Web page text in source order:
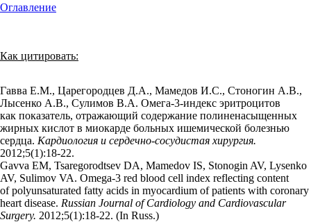
Оглавление
Как цитировать:
Гавва Е.М., Царегородцев Д.А., Мамедов И.С., Стоногин А.В.,
Лысенко А.В., Сулимов В.А. Омега-3-индекс эритроцитов
как показатель, отражающий содержание полиненасыщенных
жирных кислот в миокарде больных ишемической болезнью
сердца. Кардиология и сердечно-сосудистая хирургия.
2012;5(1):18‑22.
Gavva EM, Tsaregorodtsev DA, Mamedov IS, Stonogin AV, Lysenko
AV, Sulimov VA. Omega-3 red blood cell index reflecting content
of polyunsaturated fatty acids in myocardium of patients with coronary
heart disease. Russian Journal of Cardiology and Cardiovascular
Surgery. 2012;5(1):18‑22. (In Russ.)